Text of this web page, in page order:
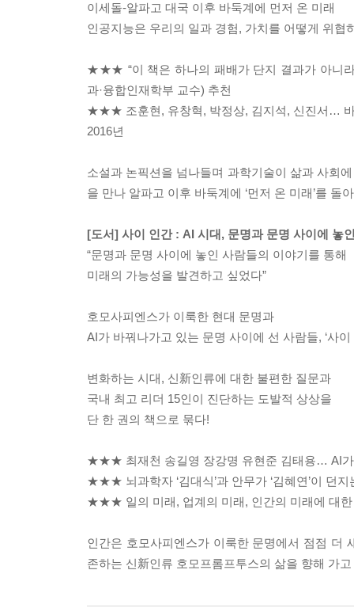
이세돌-알파고 대국 이후 바둑계에 먼저 온 미래
인공지능은 우리의 일과 경험, 가치를 어떻게 위협
★★★ “이 책은 하나의 패배가 단지 결과가 아니라
과·융합인재학부 교수) 추천
★★★ 조훈현, 유창혁, 박정상, 김지석, 신진서… 바
2016년
소설과 논픽션을 넘나들며 과학기술이 삶과 사회
을 만나 알파고 이후 바둑계에 ‘먼저 온 미래’를
[도서] 사이 인간 : AI 시대, 문명과 문명 사이에 놓
“문명과 문명 사이에 놓인 사람들의 이야기를 통해
미래의 가능성을 발견하고 싶었다”
호모사피엔스가 이룩한 현대 문명과
AI가 바꿔나가고 있는 문명 사이에 선 사람들, ‘사이
변화하는 시대, 신新인류에 대한 불편한 질문과
국내 최고 리더 15인이 진단하는 도발적 상상을
단 한 권의 책으로 묶다!
★★★ 최재천 송길영 장강명 유현준 김태용… AI가
★★★ 뇌과학자 ‘김대식’과 안무가 ‘김혜연’이 던
★★★ 일의 미래, 업계의 미래, 인간의 미래에 대한
인간은 호모사피엔스가 이룩한 문명에서 점점 더
존하는 신新인류 호모프롬프투스의 삶을 향해 가